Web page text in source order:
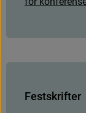
Festskrifter